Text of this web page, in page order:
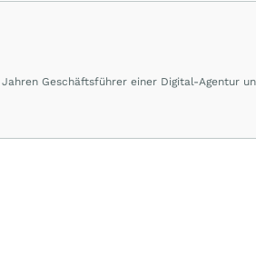
Jahren Geschäftsführer einer Digital-Agentur